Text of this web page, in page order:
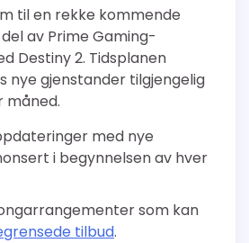
til en rekke kommende
av Prime Gaming-
Destiny 2. Tidsplanen
nye gjenstander tilgjengelig
måned.
med nye
i begynnelsen av hver
som kan
tilbud.